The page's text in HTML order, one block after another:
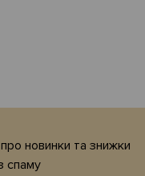
новинки та знижки
спаму